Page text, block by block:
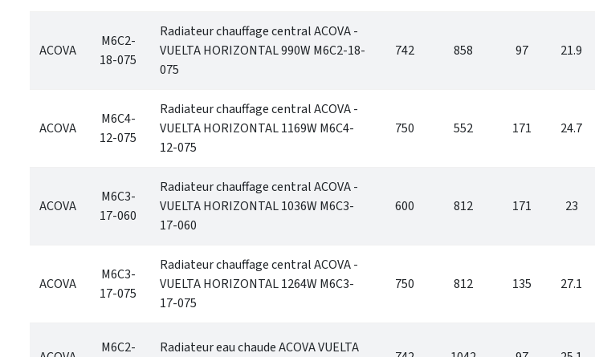
ACOVA
M6C2-
18-075
Radiateur chauffage central ACOVA -
VUELTA HORIZONTAL 990W M6C2-18-
075
742 858 97 21.9
ACOVA
M6C4-
12-075
Radiateur chauffage central ACOVA -
VUELTA HORIZONTAL 1169W M6C4-
12-075
750 552 171 24.7
ACOVA
M6C3-
17-060
Radiateur chauffage central ACOVA -
VUELTA HORIZONTAL 1036W M6C3-
17-060
600 812 171 23
ACOVA
M6C3-
17-075
Radiateur chauffage central ACOVA -
VUELTA HORIZONTAL 1264W M6C3-
17-075
750 812 135 27.1
M6C2-
Radiateur eau chaude ACOVA VUELTA